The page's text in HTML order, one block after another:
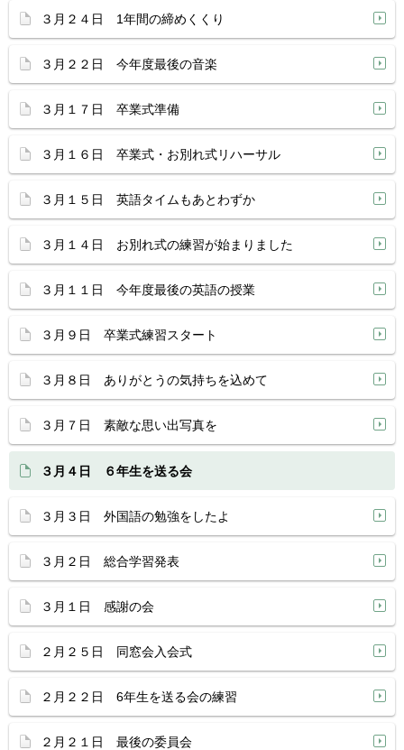
３月２４日 1年間の締めくくり
３月２２日 今年度最後の音楽
３月１７日 卒業式準備
３月１６日 卒業式・お別れ式リハーサル
３月１５日 英語タイムもあとわずか
３月１４日 お別れ式の練習が始まりました
３月１１日 今年度最後の英語の授業
３月９日 卒業式練習スタート
３月８日 ありがとうの気持ちを込めて
３月７日 素敵な思い出写真を
３月４日 ６年生を送る会
３月３日 外国語の勉強をしたよ
３月２日 総合学習発表
３月１日 感謝の会
２月２５日 同窓会入会式
２月２２日 6年生を送る会の練習
２月２１日 最後の委員会